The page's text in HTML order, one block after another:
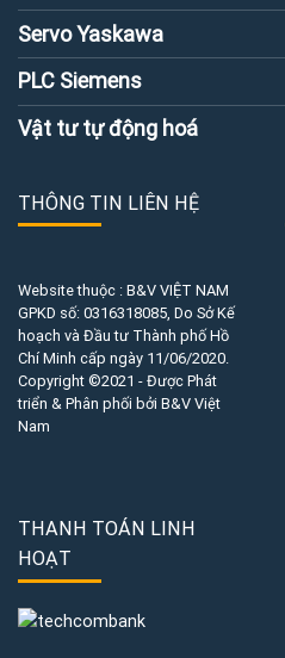
Servo Yaskawa
PLC Siemens
Vật tư tự động hoá
THÔNG TIN LIÊN HỆ
Website thuộc : B&V VIỆT NAM
GPKD số: 0316318085, Do Sở Kế
hoạch và Đầu tư Thành phố Hồ
Chí Minh cấp ngày 11/06/2020.
Copyright ©2021 - Được Phát
triển & Phân phối bởi B&V Việt
Nam
THANH TOÁN LINH
HOẠT